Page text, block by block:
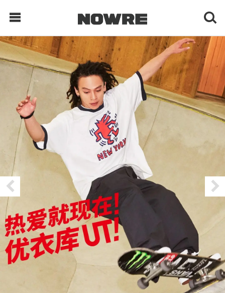
每日鲜榨
现客视点
每日栏目
时 尚
球 鞋
生 活
科 技
联系我们